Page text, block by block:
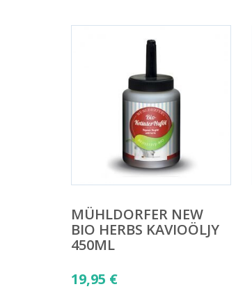
MÜHLDORFER NEW
BIO HERBS KAVIOÖLJY
450ML
19,95 €